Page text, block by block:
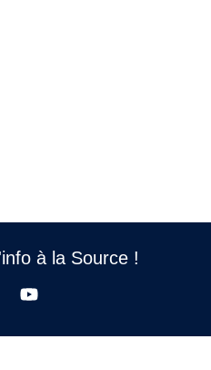
à la Source !